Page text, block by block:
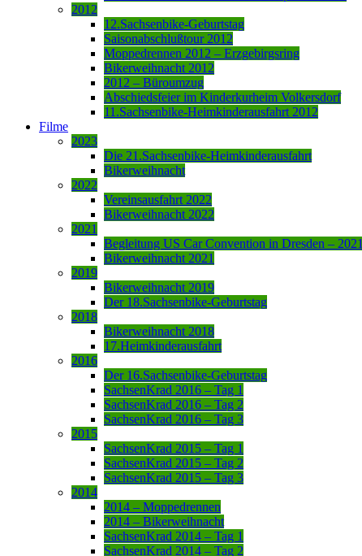
2012
12.Sachsenbike-Geburtstag
Saisonabschlußtour 2012
Moppedrennen 2012 – Erzgebirgsring
Bikerweihnacht 2012
2012 – Büroumzug
Abschiedsfeier im Kinderkurheim Volkersdorf
11.Sachsenbike-Heimkinderausfahrt 2012
Filme
2023
Die 21.Sachsenbike-Heimkinderausfahrt
Bikerweihnacht
2022
Vereinsausfahrt 2022
Bikerweihnacht 2022
2021
Begleitung US Car Convention in Dresden – 2021
Bikerweihnacht 2021
2019
Bikerweihnacht 2019
Der 18.Sachsenbike-Geburtstag
2018
Bikerweihnacht 2018
17.Heimkinderausfahrt
2016
Der 16.Sachsenbike-Geburtstag
SachsenKrad 2016 – Tag 1
SachsenKrad 2016 – Tag 2
SachsenKrad 2016 – Tag 3
2015
SachsenKrad 2015 – Tag 1
SachsenKrad 2015 – Tag 2
SachsenKrad 2015 – Tag 3
2014
2014 – Moppedrennen
2014 – Bikerweihnacht
SachsenKrad 2014 – Tag 1
SachsenKrad 2014 – Tag 2